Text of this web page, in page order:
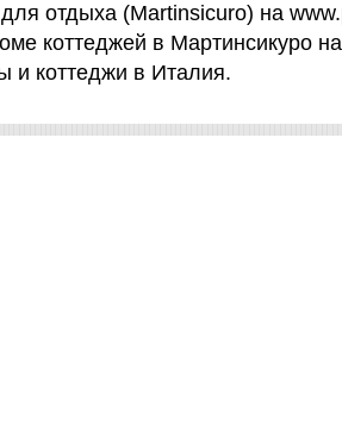
отдыха (Martinsicuro) на
коттеджей в Мартинсикуро
и коттеджи в Италия.